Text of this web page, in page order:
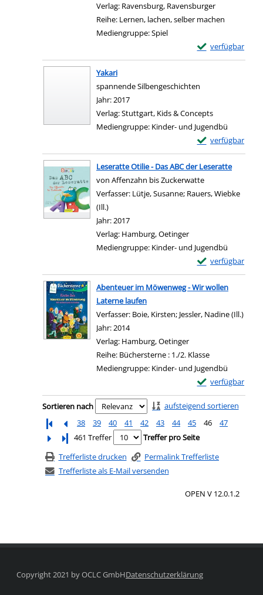
Verlag: Ravensburg, Ravensburger
Reihe: Lernen, lachen, selber machen
Mediengruppe:Spiel
verfügbar
Exemplar-Details
Zum Download
Yakari
spannende Silbengeschichten
Suche nach diesem Verfasser
Jahr:2017
Verlag:Stuttgart, Kids & Concepts
Mediengruppe: Kinder- und Jugendbü
verfügbar
Exemplar-Details
Zum Download
Leseratte Otilie - Das ABC der Leseratte
von Affenzahn bis Zuckerwatte
Verfasser: Lütje, Susanne; Rauers, Wiebke
(Ill.)
Jahr:2017
Verlag: Hamburg, Oetinger
Mediengruppe: Kinder- und Jugendbü
verfügbar
Exemplar-Details
Zum Download
Abenteuer im Möwenweg - Wir wollen
Laterne laufen
Verfasser: Boie, Kirsten; Jessler, Nadine (Ill.)
Jahr:2014
Verlag: Hamburg, Oetinger
Reihe: Büchersterne : 1./2. Klasse
Mediengruppe: Kinder- und Jugendbü
verfügbar
Exemplar-
Zum Download
Zu den Suchfiltern springen
Sortieren nach
aufsteigend sortieren
38
39 40 41 42 43 44 45 46
47
Letzte Seite
461 Treffer
Treffer pro Seite
Trefferliste drucken
Permalink Trefferliste
Trefferliste als E-Mail versenden
OPEN V 12.0.1.2
Copyright 2021 by OCLC GmbHDatenschutzerklärung